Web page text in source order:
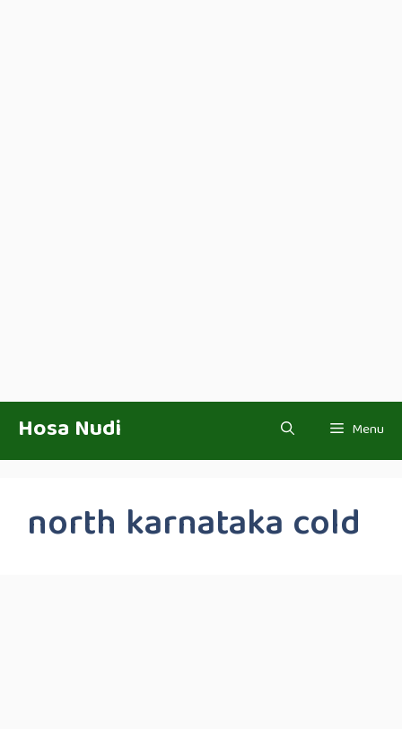
content
Hosa Nudi Menu
north karnataka cold